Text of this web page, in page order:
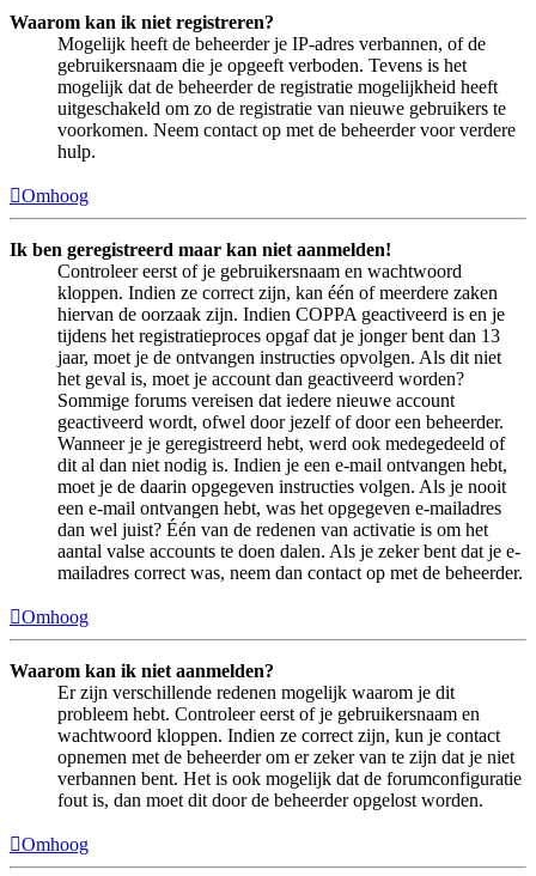
Waarom kan ik niet registreren?
Mogelijk heeft de beheerder je IP-adres verbannen, of de
gebruikersnaam die je opgeeft verboden. Tevens is het
mogelijk dat de beheerder de registratie mogelijkheid heeft
uitgeschakeld om zo de registratie van nieuwe gebruikers te
voorkomen. Neem contact op met de beheerder voor verdere
hulp.
Omhoog
Ik ben geregistreerd maar kan niet aanmelden!
Controleer eerst of je gebruikersnaam en wachtwoord
kloppen. Indien ze correct zijn, kan één of meerdere zaken
hiervan de oorzaak zijn. Indien COPPA geactiveerd is en je
tijdens het registratieproces opgaf dat je jonger bent dan 13
jaar, moet je de ontvangen instructies opvolgen. Als dit niet
het geval is, moet je account dan geactiveerd worden?
Sommige forums vereisen dat iedere nieuwe account
geactiveerd wordt, ofwel door jezelf of door een beheerder.
Wanneer je je geregistreerd hebt, werd ook medegedeeld of
dit al dan niet nodig is. Indien je een e-mail ontvangen hebt,
moet je de daarin opgegeven instructies volgen. Als je nooit
een e-mail ontvangen hebt, was het opgegeven e-mailadres
dan wel juist? Één van de redenen van activatie is om het
aantal valse accounts te doen dalen. Als je zeker bent dat je e-
mailadres correct was, neem dan contact op met de beheerder.
Omhoog
Waarom kan ik niet aanmelden?
Er zijn verschillende redenen mogelijk waarom je dit
probleem hebt. Controleer eerst of je gebruikersnaam en
wachtwoord kloppen. Indien ze correct zijn, kun je contact
opnemen met de beheerder om er zeker van te zijn dat je niet
verbannen bent. Het is ook mogelijk dat de forumconfiguratie
fout is, dan moet dit door de beheerder opgelost worden.
Omhoog